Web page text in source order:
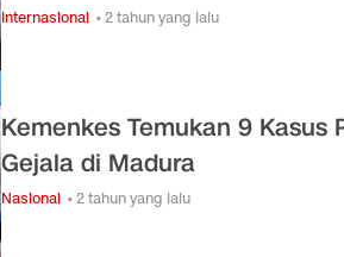
Internasional • 2 tahun yang lalu
Kemenkes Temukan 9 Kasus
Gejala di Madura
Nasional • 2 tahun yang lalu